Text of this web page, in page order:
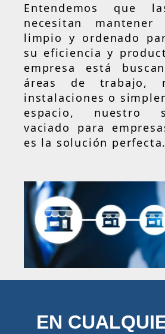
Entendemos que
necesitan
limpio y ordenado
su eficiencia y
empresa está
áreas de trabajo,
instalaciones o
espacio, nuestro
vaciado para
es la solución perfecta.
EN